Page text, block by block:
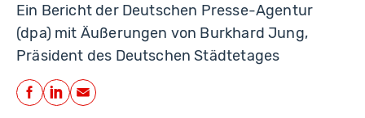
Ein Bericht der Deutschen Presse-Agentur
(dpa) mit Äußerungen von Burkhard Jung,
Präsident des Deutschen Städtetages
Teilen
Facebook
LinkedIn
E-Mail